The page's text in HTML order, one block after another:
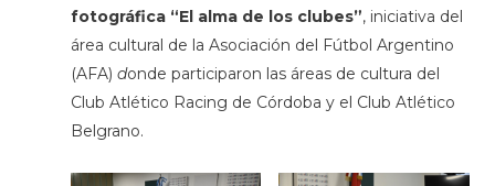
fotográfica “El alma de los clubes”, iniciativa del
área cultural de la Asociación del Fútbol Argentino
(AFA) donde participaron las áreas de cultura del
Club Atlético Racing de Córdoba y el Club Atlético
Belgrano.